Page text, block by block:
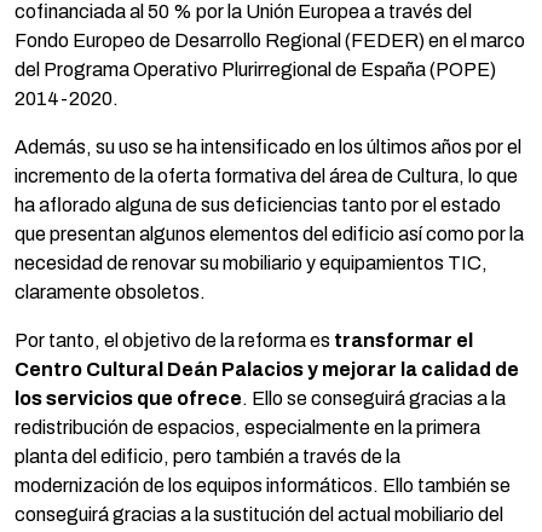
cofinanciada al 50 % por la Unión Europea a través del
Fondo Europeo de Desarrollo Regional (FEDER) en el marco
del Programa Operativo Plurirregional de España (POPE)
2014-2020.
Además, su uso se ha intensificado en los últimos años por el
incremento de la oferta formativa del área de Cultura, lo que
ha aflorado alguna de sus deficiencias tanto por el estado
que presentan algunos elementos del edificio así como por la
necesidad de renovar su mobiliario y equipamientos TIC,
claramente obsoletos.
Por tanto, el objetivo de la reforma es transformar el
Centro Cultural Deán Palacios y mejorar la calidad de
los servicios que ofrece. Ello se conseguirá gracias a la
redistribución de espacios, especialmente en la primera
planta del edificio, pero también a través de la
modernización de los equipos informáticos. Ello también se
conseguirá gracias a la sustitución del actual mobiliario del